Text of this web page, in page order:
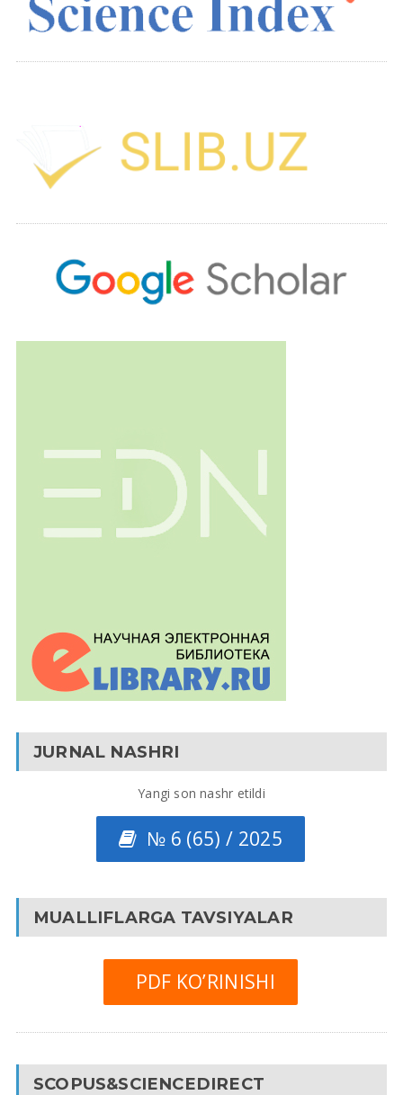
JURNAL NASHRI
Yangi son nashr etildi
№ 6 (65) / 2025
MUALLIFLARGA TAVSIYALAR
PDF KO’RINISHI
SCOPUS&SCIENCEDIRECT